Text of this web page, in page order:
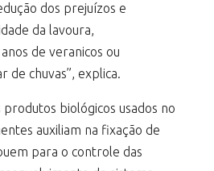
dos prejuízos e
da lavoura,
de veranicos ou
de chuvas”, explica.
biológicos usados no
auxiliam na fixação de
para o controle das